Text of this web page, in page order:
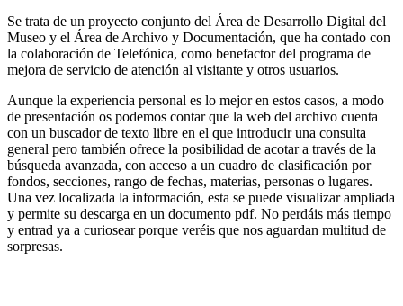
Se trata de un proyecto conjunto del Área de Desarrollo Digital del
Museo y el Área de Archivo y Documentación, que ha contado con
la colaboración de Telefónica, como benefactor del programa de
mejora de servicio de atención al visitante y otros usuarios.
Aunque la experiencia personal es lo mejor en estos casos, a modo
de presentación os podemos contar que la web del archivo cuenta
con un buscador de texto libre en el que introducir una consulta
general pero también ofrece la posibilidad de acotar a través de la
búsqueda avanzada, con acceso a un cuadro de clasificación por
fondos, secciones, rango de fechas, materias, personas o lugares.
Una vez localizada la información, esta se puede visualizar ampliada
y permite su descarga en un documento pdf. No perdáis más tiempo
y entrad ya a curiosear porque veréis que nos aguardan multitud de
sorpresas.